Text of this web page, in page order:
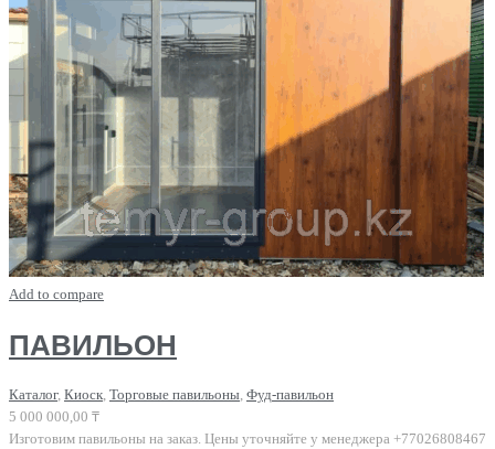
Add to compare
ПАВИЛЬОН
Каталог, Киоск, Торговые павильоны, Фуд-павильон
5 000 000,00 ₸
Изготовим павильоны на заказ. Цены уточняйте у менеджера +77026808467